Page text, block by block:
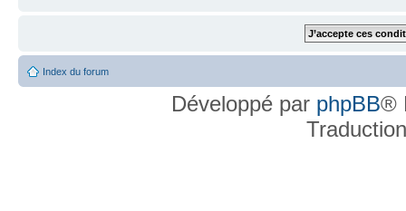
Index du forum
Développé par phpBB®